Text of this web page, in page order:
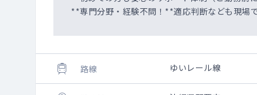
**専門分野・経験不問！**適応判断なども現場で
路線 ゆいレール線